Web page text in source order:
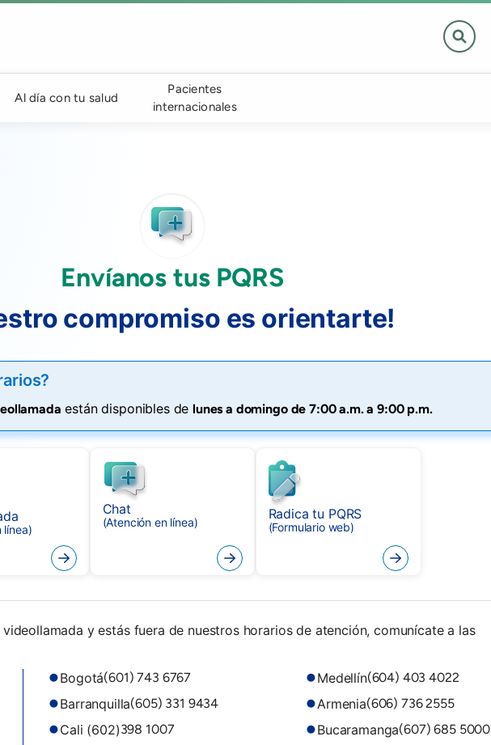
Al día con tu salud
Pacientes
internacionales
Envíanos tus PQRS
compromiso es orientarte!
están disponibles delunes a domingo de 7:00 a.m. a 9:00 p.m.
línea)
Chat
(Atención en línea)
Radica tu PQRS
(Formulario web)
y estás fuera de nuestros horarios de atención, comunícate a las
Bogotá(601) 743 6767 Medellín(604) 403 4022
Barranquilla(605) 331 9434 Armenia(606) 736 2555
Cali (602)398 1007 Bucaramanga(607) 685 5000